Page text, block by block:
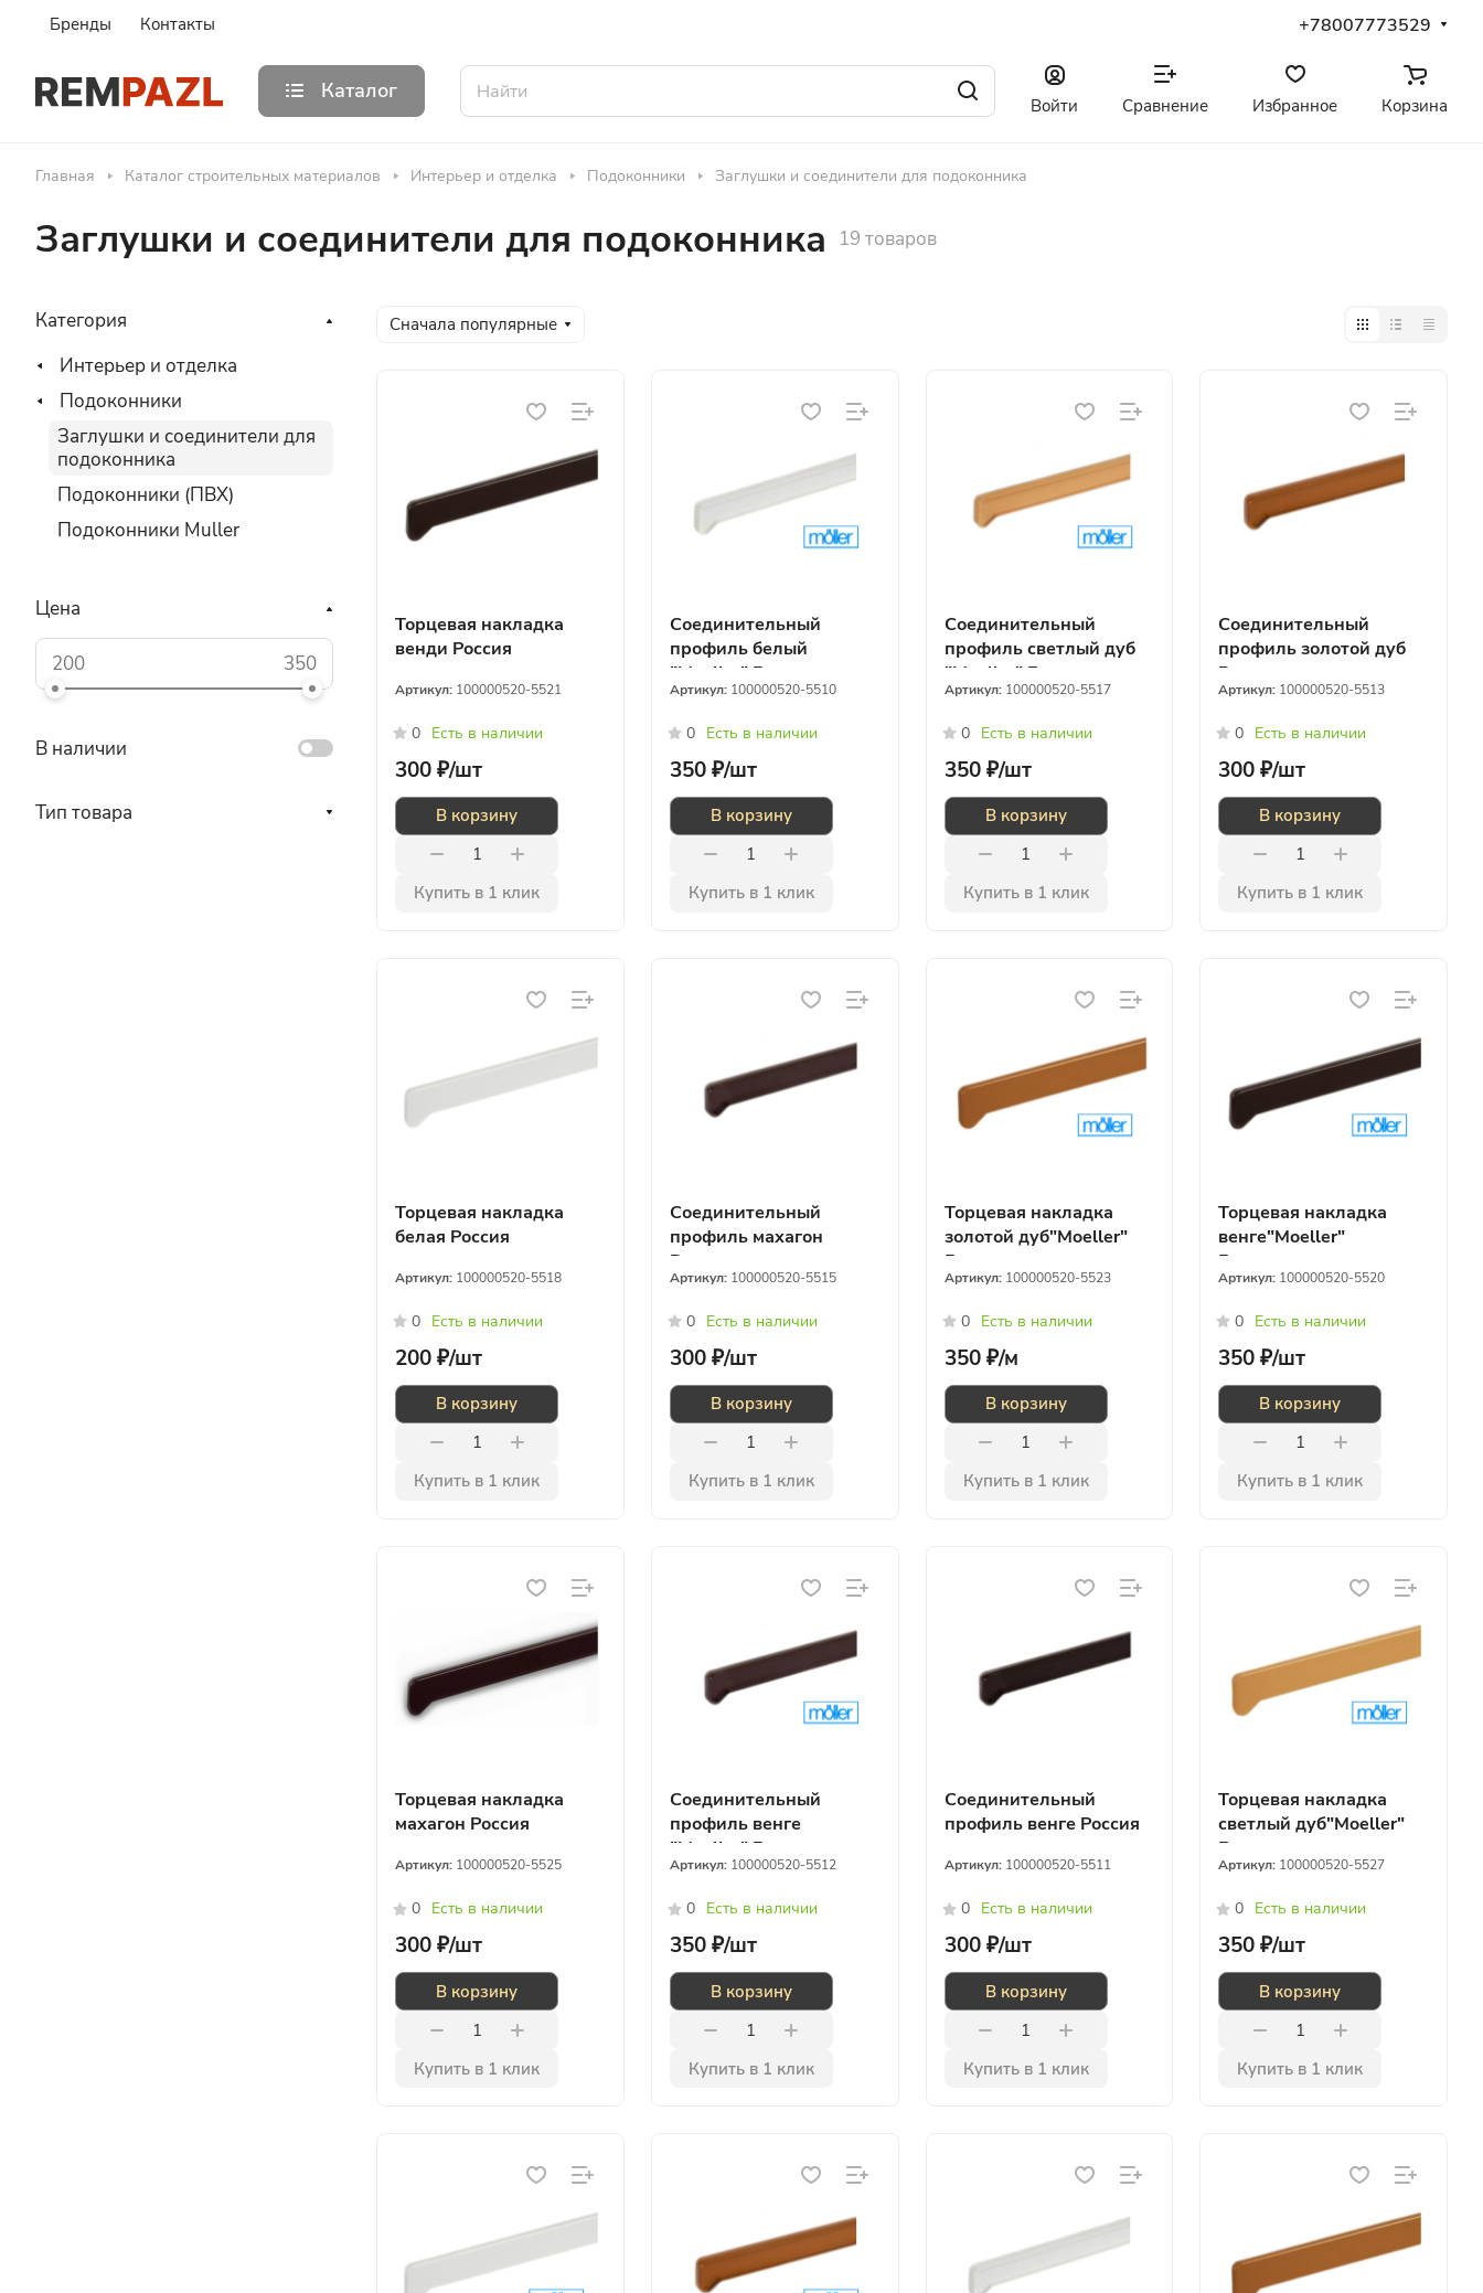
Бренды Контакты +78007773529
Каталог
Войти Сравнение Избранное Корзина
Главная Каталог строительных материалов Интерьер и отделка Подоконники Заглушки и соединители для подоконника
Заглушки и соединители для подоконника 19 товаров
Сначала популярные
Торцевая накладка
венди Россия
Артикул: 100000520-5521
0 Есть в наличии
300 ₽/шт
В корзину
Купить в 1 клик
Соединительный
профиль белый
"Moeller" Германия
Артикул: 100000520-5510
0 Есть в наличии
350 ₽/шт
В корзину
Купить в 1 клик
Соединительный
профиль светлый дуб
"Moeller" Германия
Артикул: 100000520-5517
0 Есть в наличии
350 ₽/шт
В корзину
Купить в 1 клик
Соединительный
профиль золотой дуб
Россия
Артикул: 100000520-5513
0 Есть в наличии
300 ₽/шт
В корзину
Купить в 1 клик
Торцевая накладка
белая Россия
Артикул: 100000520-5518
0 Есть в наличии
200 ₽/шт
В корзину
Купить в 1 клик
Соединительный
профиль махагон
Россия
Артикул: 100000520-5515
0 Есть в наличии
300 ₽/шт
В корзину
Купить в 1 клик
Торцевая накладка
золотой дуб"Moeller"
Германия
Артикул: 100000520-5523
0 Есть в наличии
350 ₽/м
В корзину
Купить в 1 клик
Торцевая накладка
венге"Moeller"
Германия
Артикул: 100000520-5520
0 Есть в наличии
350 ₽/шт
В корзину
Купить в 1 клик
Торцевая накладка
махагон Россия
Артикул: 100000520-5525
0 Есть в наличии
300 ₽/шт
В корзину
Купить в 1 клик
Соединительный
профиль венге
"Moeller" Германия
Артикул: 100000520-5512
0 Есть в наличии
350 ₽/шт
В корзину
Купить в 1 клик
Соединительный
профиль венге Россия
Артикул: 100000520-5511
0 Есть в наличии
300 ₽/шт
В корзину
Купить в 1 клик
Торцевая накладка
светлый дуб"Moeller"
Германия
Артикул: 100000520-5527
0 Есть в наличии
350 ₽/шт
В корзину
Купить в 1 клик
Категория
Интерьер и отделка
Подоконники
Заглушки и соединители для
подоконника
Подоконники (ПВХ)
Подоконники Muller
Цена
В наличии
Тип товара